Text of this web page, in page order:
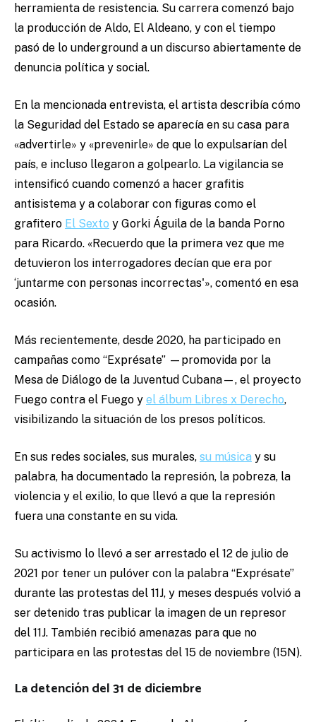
herramienta de resistencia. Su carrera comenzó bajo
la producción de Aldo, El Aldeano, y con el tiempo
pasó de lo underground a un discurso abiertamente de
denuncia política y social.
En la mencionada entrevista, el artista describía cómo
la Seguridad del Estado se aparecía en su casa para
«advertirle» y «prevenirle» de que lo expulsarían del
país, e incluso llegaron a golpearlo. La vigilancia se
intensificó cuando comenzó a hacer grafitis
antisistema y a colaborar con figuras como el
grafitero El Sexto y Gorki Águila de la banda Porno
para Ricardo. «Recuerdo que la primera vez que me
detuvieron los interrogadores decían que era por
‘juntarme con personas incorrectas'», comentó en esa
ocasión.
Más recientemente, desde 2020, ha participado en
campañas como “Exprésate” —promovida por la
Mesa de Diálogo de la Juventud Cubana—, el proyecto
Fuego contra el Fuego y el álbum Libres x Derecho,
visibilizando la situación de los presos políticos.
En sus redes sociales, sus murales, su música y su
palabra, ha documentado la represión, la pobreza, la
violencia y el exilio, lo que llevó a que la represión
fuera una constante en su vida.
Su activismo lo llevó a ser arrestado el 12 de julio de
2021 por tener un pulóver con la palabra “Exprésate”
durante las protestas del 11J, y meses después volvió a
ser detenido tras publicar la imagen de un represor
del 11J. También recibió amenazas para que no
participara en las protestas del 15 de noviembre (15N).
La detención del 31 de diciembre